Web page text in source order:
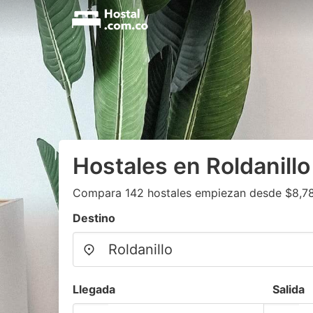
Hostales en
Compara 142 hostales empiezan desde
Destino
Llegada Salida